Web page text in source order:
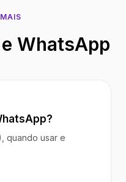
WhatsApp
quando usar e